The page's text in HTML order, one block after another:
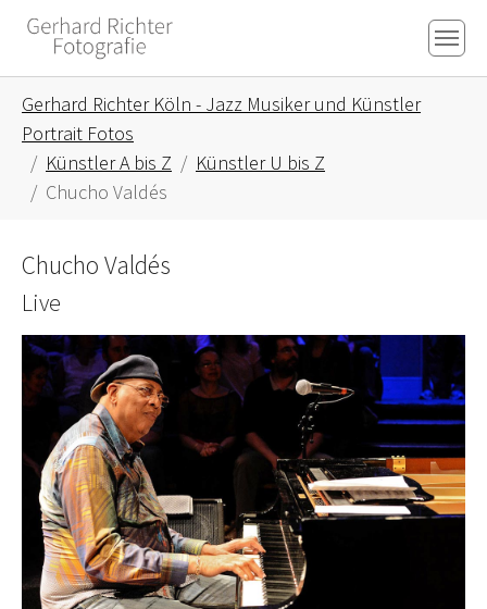
Skip to main content
Skip to page footer
Gerhard Richter Köln - Jazz Musiker und Künstler
Portrait Fotos
Künstler A bis Z
Künstler U bis Z
Chucho Valdés
Chucho Valdés
Live
Show larger version for: